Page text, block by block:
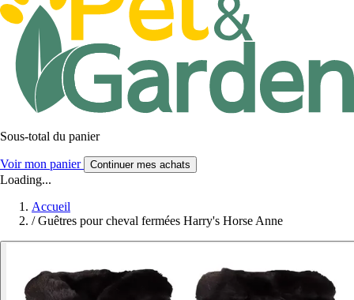
Sous-total du panier
Voir mon panier Continuer mes achats
Loading...
Accueil
/ Guêtres pour cheval fermées Harry's Horse Anne